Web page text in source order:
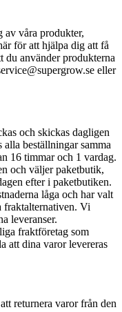
av våra produkter,
för att hjälpa dig att få
du använder produkterna
eller
och skickas dagligen
beställningar samma
16 timmar och 1 vardag.
och väljer paketbutik,
efter i paketbutiken.
låga och har valt
fraktalternativen. Vi
leveranser.
fraktföretag som
att dina varor levereras
returnera varor från den